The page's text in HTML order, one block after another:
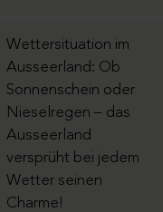
Wettersituation im
Ausseerland: Ob
Sonnenschein oder
Nieselregen – das
Ausseerland
versprüht bei jedem
Wetter seinen
Charme!